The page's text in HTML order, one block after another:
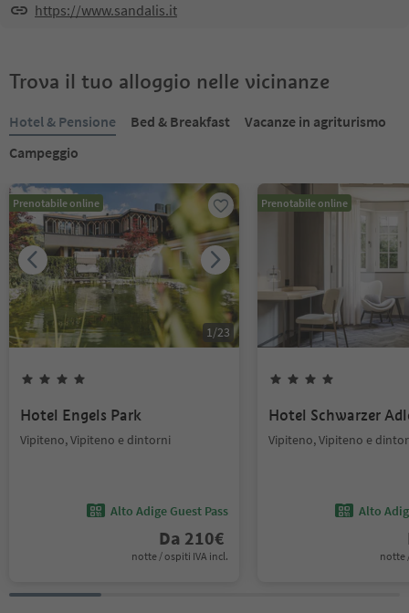
https://www.sandalis.it
Trova il tuo alloggio nelle vicinanze
Hotel & Pensione Bed & Breakfast
Vacanze in agriturismo
Campeggio
Prenotabile online
1/23
Hotel Engels Park
Vipiteno, Vipiteno e dintorni
Alto Adige Guest Pass
Da 210€
notte / ospiti IVA incl.
Prenotabile online
Hotel Schwarzer
Vipiteno, Vipiteno e
Alto
notte